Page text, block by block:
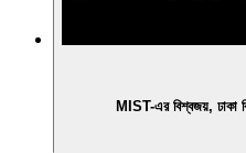
MIST-এর বিশ্বজয়, ঢাকা